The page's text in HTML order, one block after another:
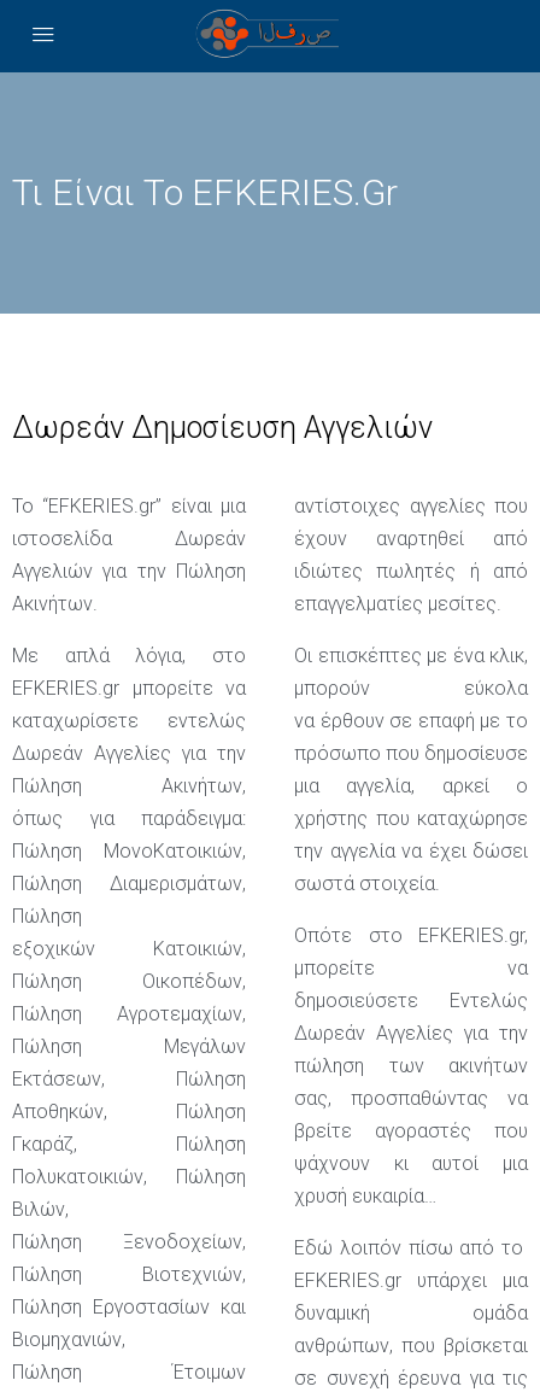
Τι Είναι Το EFKERIES.gr
Δωρεάν Δημοσίευση Αγγελιών
Το “EFKERIES.gr” είναι μια
ιστοσελίδα Δωρεάν
Αγγελιών για την Πώληση
Ακινήτων.
Με απλά λόγια, στο
EFKERIES.gr μπορείτε να
καταχωρίσετε εντελώς
Δωρεάν Αγγελίες για την
Πώληση Ακινήτων,
όπως για παράδειγμα:
Πώληση ΜονοΚατοικιών,
Πώληση Διαμερισμάτων,
Πώληση
εξοχικών Κατοικιών,
Πώληση Οικοπέδων,
Πώληση Αγροτεμαχίων,
Πώληση Μεγάλων
Εκτάσεων, Πώληση
Αποθηκών, Πώληση
Γκαράζ, Πώληση
Πολυκατοικιών, Πώληση
Βιλών,
Πώληση Ξενοδοχείων,
Πώληση Βιοτεχνιών,
Πώληση Εργοστασίων και
Βιομηχανιών,
Πώληση Έτοιμων
αντίστοιχες αγγελίες που
έχουν αναρτηθεί από
ιδιώτες πωλητές ή από
επαγγελματίες μεσίτες.
Οι επισκέπτες με ένα κλικ,
μπορούν εύκολα
να έρθουν σε επαφή με το
πρόσωπο που δημοσίευσε
μια αγγελία, αρκεί ο
χρήστης που καταχώρησε
την αγγελία να έχει δώσει
σωστά στοιχεία.
Οπότε στο EFKERIES.gr,
μπορείτε να
δημοσιεύσετε Εντελώς
Δωρεάν Αγγελίες για την
πώληση των ακινήτων
σας, προσπαθώντας να
βρείτε αγοραστές που
ψάχνουν κι αυτοί μια
χρυσή ευκαιρία…
Εδώ λοιπόν πίσω από το
EFKERIES.gr υπάρχει μια
δυναμική ομάδα
ανθρώπων, που βρίσκεται
σε συνεχή έρευνα για τις